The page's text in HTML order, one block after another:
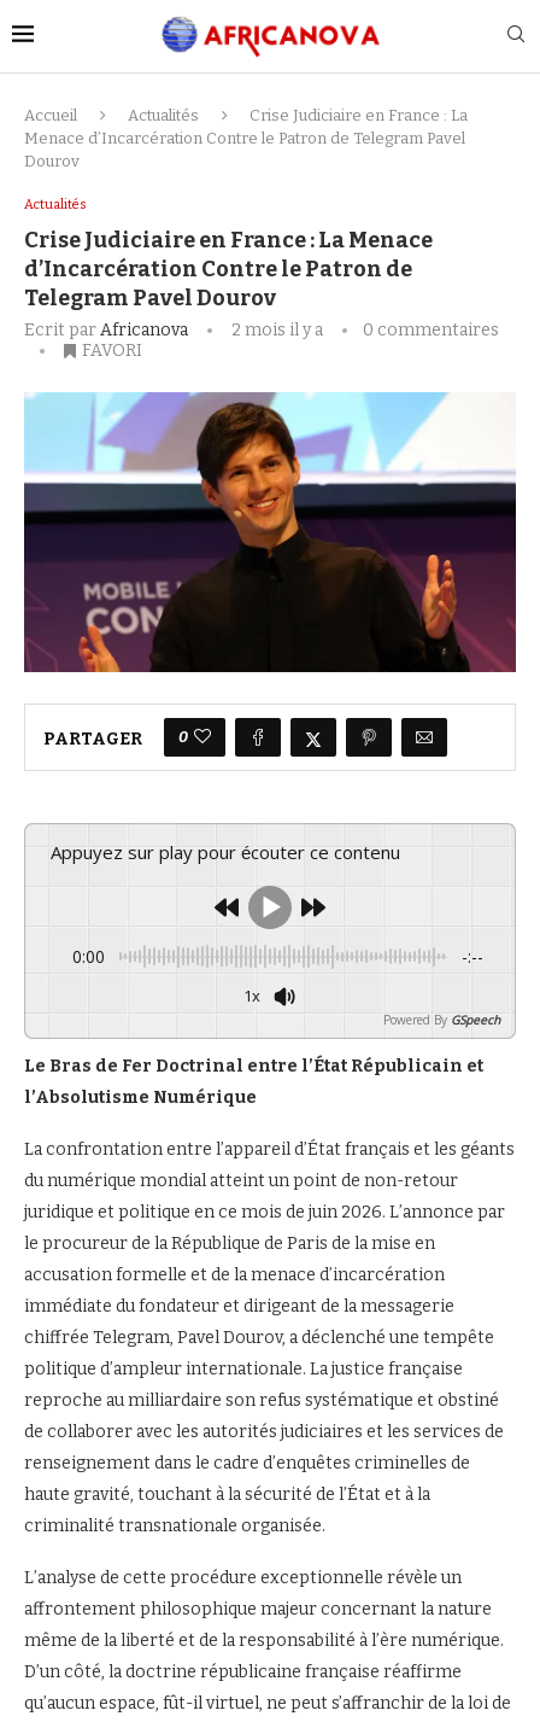
Accueil Actualités
Crise Judiciaire en France : La
Menace d’Incarcération Contre le Patron de Telegram Pavel
Dourov
Actualités
Crise Judiciaire en France : La Menace
d’Incarcération Contre le Patron de
Telegram Pavel Dourov
Ecrit parAfricanova 2 mois il y a
0 commentaires
FAVORI
PARTAGER 0
Appuyez sur play pour écouter ce contenu
0:00 -:--
1x
Powered By GSpeech
Le Bras de Fer Doctrinal entre l’État Républicain et
l’Absolutisme Numérique
La confrontation entre l’appareil d’État français et les géants
du numérique mondial atteint un point de non-retour
juridique et politique en ce mois de juin 2026. L’annonce par
le procureur de la République de Paris de la mise en
accusation formelle et de la menace d’incarcération
immédiate du fondateur et dirigeant de la messagerie
chiffrée Telegram, Pavel Dourov, a déclenché une tempête
politique d’ampleur internationale. La justice française
reproche au milliardaire son refus systématique et obstiné
de collaborer avec les autorités judiciaires et les services de
renseignement dans le cadre d’enquêtes criminelles de
haute gravité, touchant à la sécurité de l’État et à la
criminalité transnationale organisée.
L’analyse de cette procédure exceptionnelle révèle un
affrontement philosophique majeur concernant la nature
même de la liberté et de la responsabilité à l’ère numérique.
D’un côté, la doctrine républicaine française réaffirme
qu’aucun espace, fût-il virtuel, ne peut s’affranchir de la loi de